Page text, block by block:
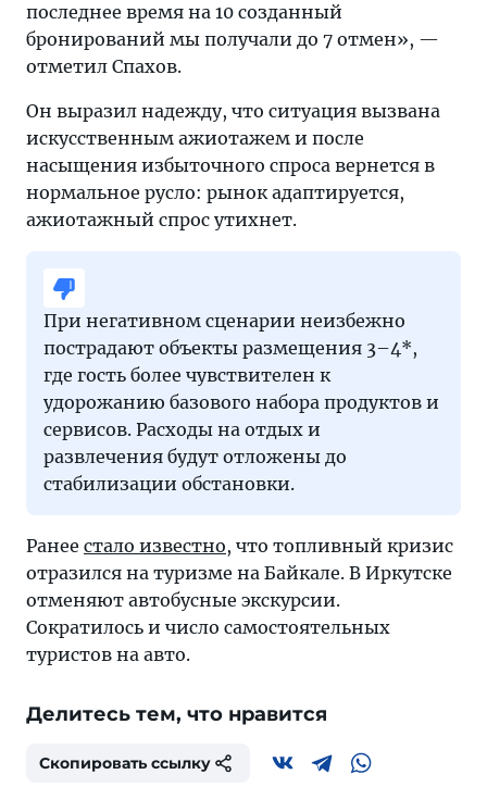
последнее время на 10 созданный
бронирований мы получали до 7 отмен», —
отметил Спахов.
Он выразил надежду, что ситуация вызвана
искусственным ажиотажем и после
насыщения избыточного спроса вернется в
нормальное русло: рынок адаптируется,
ажиотажный спрос утихнет.
При негативном сценарии неизбежно
пострадают объекты размещения 3–4*,
где гость более чувствителен к
удорожанию базового набора продуктов и
сервисов. Расходы на отдых и
развлечения будут отложены до
стабилизации обстановки.
Ранее стало известно, что топливный кризис
отразился на туризме на Байкале. В Иркутске
отменяют автобусные экскурсии.
Сократилось и число самостоятельных
туристов на авто.
Делитесь тем, что нравится
Скопировать ссылку